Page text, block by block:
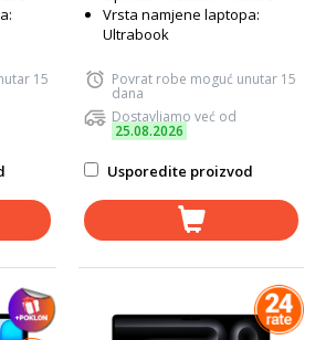
15
Vrsta namjene laptopa:
Ultrabook
Povrat robe moguć unutar 15
dana
Dostavljamo već od
25.08.2026
Usporedite proizvod